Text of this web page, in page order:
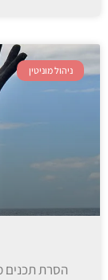
ניהול מוניטין
הסרת תכנים